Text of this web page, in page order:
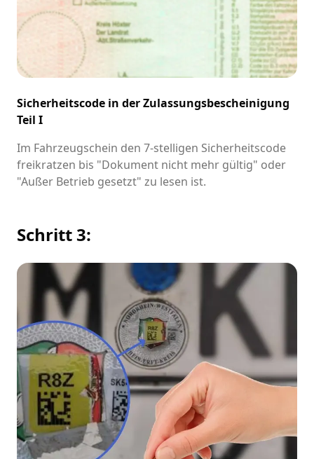
Sicherheitscode in der Zulassungsbescheinigung
Teil I
Im Fahrzeugschein den 7-stelligen Sicherheitscode
freikratzen bis "Dokument nicht mehr gültig" oder
"Außer Betrieb gesetzt" zu lesen ist.
Schritt 3: